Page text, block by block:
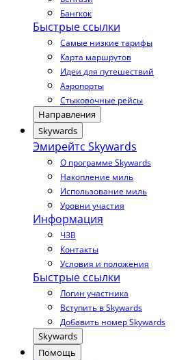
Бангкок
Быстрые ссылки
Самые низкие тарифы
Карта маршрутов
Идеи для путешествий
Аэропорты
Стыковочные рейсы
Направления
Skywards
Эмирейтс Skywards
О программе Skywards
Накопление миль
Использование миль
Уровни участия
Информация
ЧЗВ
Контакты
Условия и положения
Быстрые ссылки
Логин участника
Вступить в Skywards
Добавить номер Skywards
Skywards
Помощь